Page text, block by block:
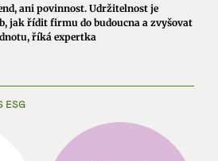
ani povinnost. Udržitelnost je
jak řídit firmu do budoucna a zvyšovat
říká expertka
ESG